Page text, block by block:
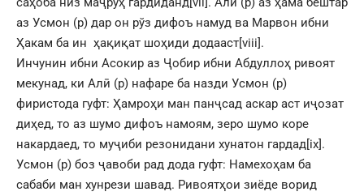
аз Усмон (р) дар он рўз дифоъ намуд ва Марвон ибни
Ҳакам ба ин ҳақиқат шоҳиди додааст[viii].
Инчунин ибни Асокир аз Ҷобир ибни Абдуллоҳ ривоят
мекунад, ки Алӣ (р) нафаре ба назди Усмон (р)
фиристода гуфт: Ҳамроҳи ман панҷсад аскар аст иҷозат
диҳед, то аз шумо дифоъ намоям, зеро шумо коре
накардаед, то муҷиби резонидани хунатон гардад[ix].
Усмон (р) боз ҷавоби рад дода гуфт: Намехоҳам ба
сабаби ман хунрези шавад. Ривоятҳои зиёде ворид